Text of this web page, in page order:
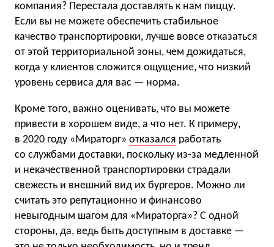
компания? Перестала доставлять к нам пиццу.
Если вы не можете обеспечить стабильное
качество транспортировки, лучше вовсе отказаться
от этой территориальной зоны, чем дожидаться,
когда у клиентов сложится ощущение, что низкий
уровень сервиса для вас — норма.
Кроме того, важно оценивать, что вы можете
привести в хорошем виде, а что нет. К примеру,
в 2020 году «Мираторг» отказался работать
со службами доставки, поскольку из-за медленной
и некачественной транспортировки страдали
свежесть и внешний вид их бургеров. Можно ли
считать это репутационно и финансово
невыгодным шагом для «Мираторга»? С одной
стороны, да, ведь быть доступным в доставке —